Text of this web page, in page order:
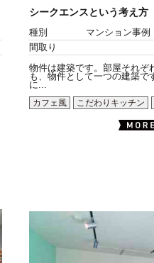
シークエンスという考え方
種別
マンション事例
間取り
物件は建築です。部屋それぞ
も、物件として一つの建築で
に...
カフェ風
こだわりキッチン